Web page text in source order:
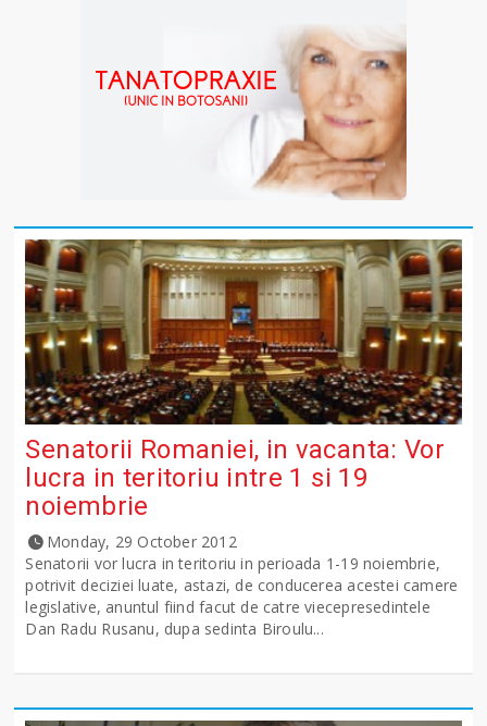
Senatorii Romaniei, in vacanta: Vor
lucra in teritoriu intre 1 si 19
noiembrie
Monday, 29 October 2012
Senatorii vor lucra in teritoriu in perioada 1-19 noiembrie,
potrivit deciziei luate, astazi, de conducerea acestei camere
legislative, anuntul fiind facut de catre viecepresedintele
Dan Radu Rusanu, dupa sedinta Biroulu...